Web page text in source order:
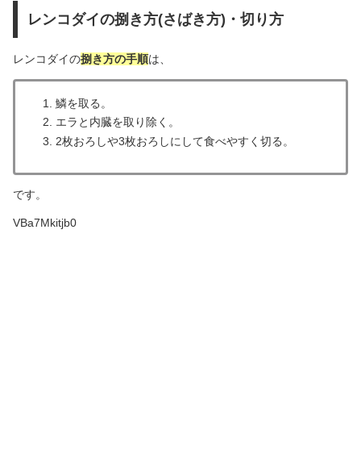
レンコダイの捌き方(さばき方)・切り方
レンコダイの捌き方の手順は、
鱗を取る。
エラと内臓を取り除く。
2枚おろしや3枚おろしにして食べやすく切る。
です。
VBa7Mkitjb0